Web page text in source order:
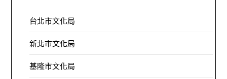
台北市文化局
新北市文化局
基隆市文化局